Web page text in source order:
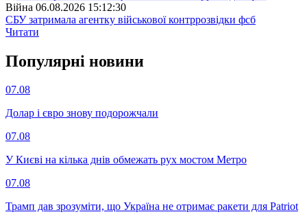
Війна 06.08.2026 15:12:30
СБУ затримала агентку військової контррозвідки фсб
Читати
Популярнi новини
07.08
Долар і євро знову подорожчали
07.08
У Києві на кілька днів обмежать рух мостом Метро
07.08
Трамп дав зрозуміти, що Україна не отримає ракети для Patriot